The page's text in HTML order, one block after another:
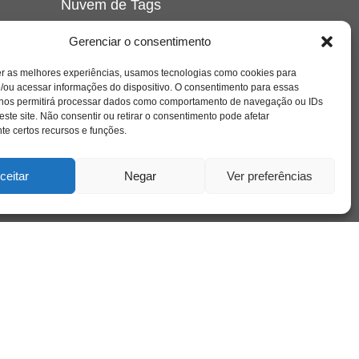
Gerenciar o consentimento
as melhores experiências, usamos tecnologias como cookies para
ou acessar informações do dispositivo. O consentimento para essas
permitirá processar dados como comportamento de navegação ou IDs
site. Não consentir ou retirar o consentimento pode afetar
certos recursos e funções.
Negar Ver preferências
Nuvem de Tags
crianca cuidado cultura depressao
educação família filme
freud infância insight jung liberdade livro
loucura luto maternidade
psicologia relato